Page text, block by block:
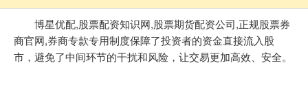
博星优配,股票配资知识网,股票期货配资公司,正规股票券
商官网,券商专款专用制度保障了投资者的资金直接流入股
市，避免了中间环节的干扰和风险，让交易更加高效、安全。